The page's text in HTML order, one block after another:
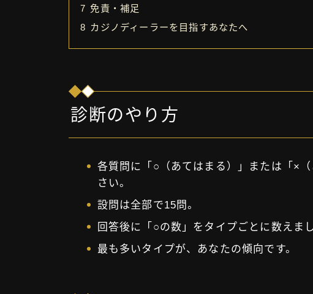
7 免責・補足
8 カジノディーラーを目指すあなたへ
診断のやり方
各質問に「○（あてはまる）」または「×
さい。
設問は全部で15問。
回答後に「○の数」をタイプごとに数えまし
最も多いタイプが、あなたの傾向です。